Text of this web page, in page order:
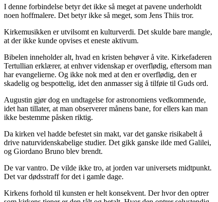
I denne forbindelse betyr det ikke så meget at pavene underholdt
noen hoffmalere. Det betyr ikke så meget, som Jens Thiis tror.
Kirkemusikken er utvilsomt en kulturverdi. Det skulde bare mangle,
at der ikke kunde opvises et eneste aktivum.
Bibelen inneholder alt, hvad en kristen behøver å vite. Kirkefaderen
Tertullian erklærer, at enhver videnskap er overflødig, eftersom man
har evangelierne. Og ikke nok med at den er overflødig, den er
skadelig og bespottelig, idet den anmasser sig å tilføie til Guds ord.
Augustin gjør dog en undtagelse for astronomiens vedkommende,
idet han tillater, at man observerer månens bane, for ellers kan man
ikke bestemme påsken riktig.
Da kirken vel hadde befestet sin makt, var det ganske risikabelt å
drive naturvidenskabelige studier. Det gikk ganske ilde med Galilei,
og Giordano Bruno blev brendt.
De var vantro. De vilde ikke tro, at jorden var universets midtpunkt.
Det var dødsstraff for det i gamle dage.
Kirkens forhold til kunsten er helt konsekvent. Der hvor den optrer